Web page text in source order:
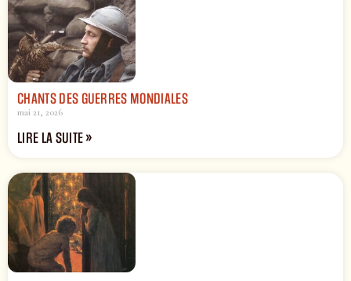
CHANTS DES GUERRES MONDIALES
mai 21, 2026
LIRE LA SUITE »